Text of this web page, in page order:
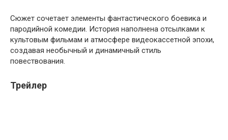
Сюжет сочетает элементы фантастического боевика и
пародийной комедии. История наполнена отсылками к
культовым фильмам и атмосфере видеокассетной эпохи,
создавая необычный и динамичный стиль
повествования.
Трейлер